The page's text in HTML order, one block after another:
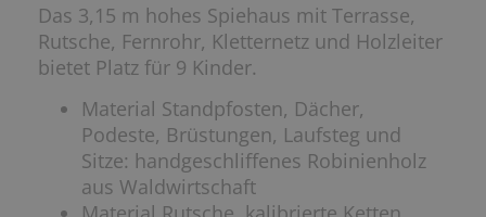
Das 3,15 m hohes Spiehaus mit Terrasse,
Rutsche, Fernrohr, Kletternetz und Holzleiter
bietet Platz für 9 Kinder.
Material Standpfosten, Dächer,
Podeste, Brüstungen, Laufsteg und
Sitze: handgeschliffenes Robinienholz
aus Waldwirtschaft